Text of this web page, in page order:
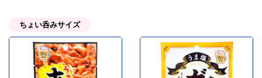
ちょい呑みサイズ